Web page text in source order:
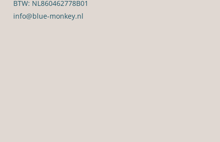
BTW: NL860462778B01
info@blue-monkey.nl